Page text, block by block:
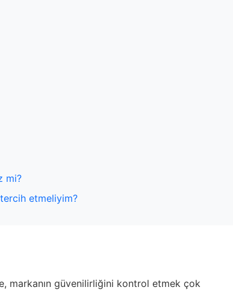
mi?
etmeliyim?
markanın güvenilirliğini kontrol etmek çok